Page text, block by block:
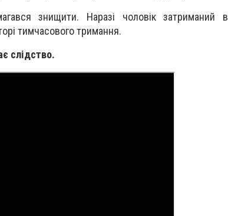
знищити. Наразі чоловік затриманий в
тимчасового тримання.
слідство.